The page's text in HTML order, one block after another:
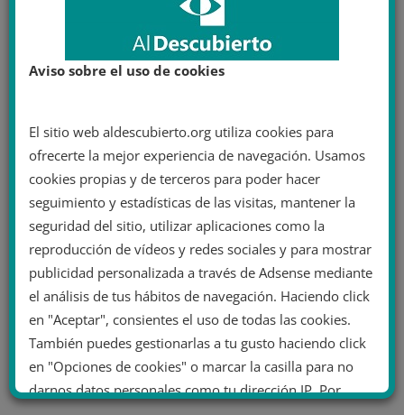
Aviso sobre el uso de cookies
El sitio web aldescubierto.org utiliza cookies para
ofrecerte la mejor experiencia de navegación. Usamos
cookies propias y de terceros para poder hacer
seguimiento y estadísticas de las visitas, mantener la
seguridad del sitio, utilizar aplicaciones como la
reproducción de vídeos y redes sociales y para mostrar
publicidad personalizada a través de Adsense mediante
el análisis de tus hábitos de navegación. Haciendo click
en "Aceptar", consientes el uso de todas las cookies.
También puedes gestionarlas a tu gusto haciendo click
en "Opciones de cookies" o marcar la casilla para no
darnos datos personales como tu dirección IP. Por